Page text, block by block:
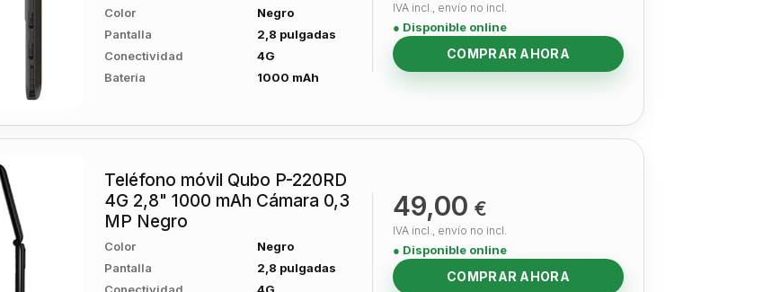
Color
Negro
Pantalla
2,8 pulgadas
Conectividad
4G
Batería
1000 mAh
IVA incl., envío no incl.
● Disponible online
COMPRAR AHORA
Teléfono móvil Qubo P-220RD
4G 2,8" 1000 mAh Cámara 0,3
MP Negro
Color
Negro
Pantalla
2,8 pulgadas
Conectividad
4G
49,00 €
IVA incl., envío no incl.
● Disponible online
COMPRAR AHORA